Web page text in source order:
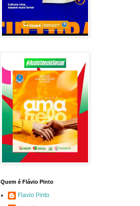
Quem é Flávio Pinto
Flavio Pinto